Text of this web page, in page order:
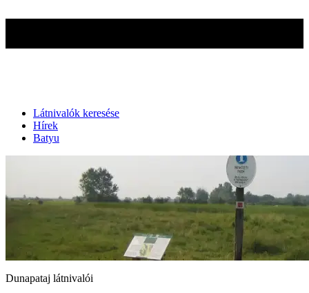
Látnivalók keresése
Hírek
Batyu
Dunapataj látnivalói